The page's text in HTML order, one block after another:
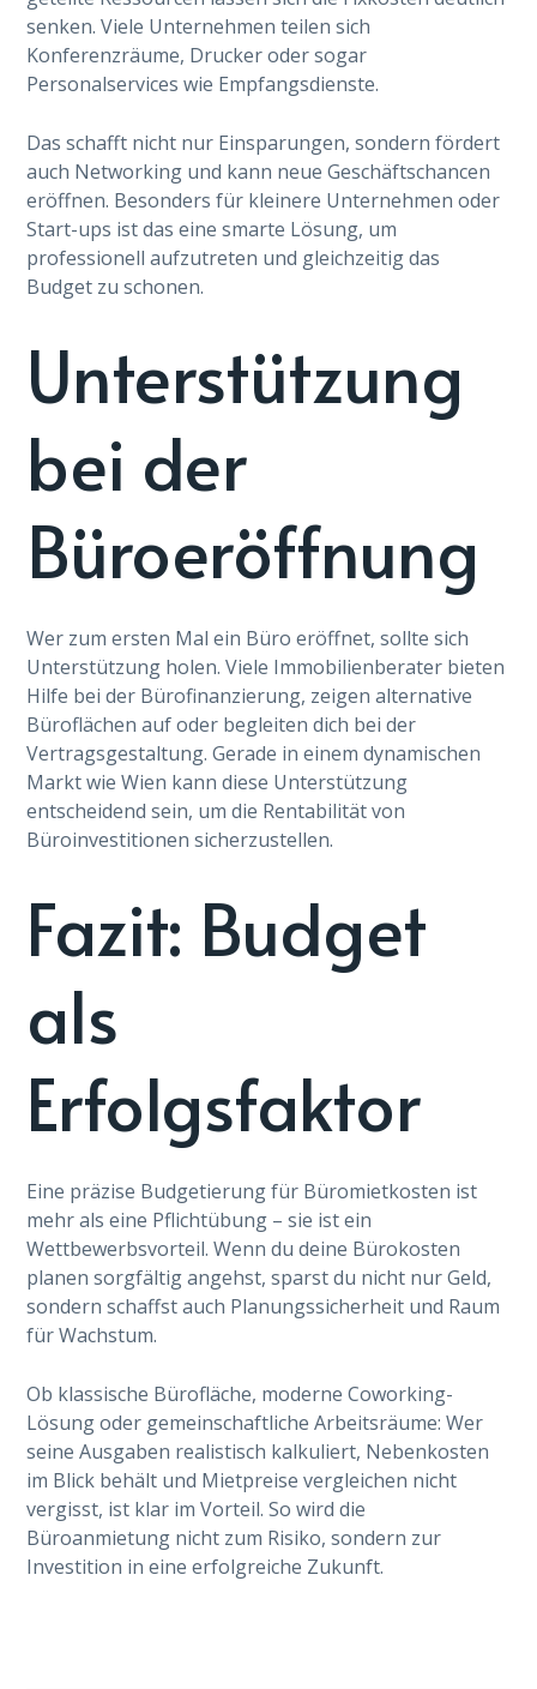
senken. Viele Unternehmen teilen sich
Konferenzräume, Drucker oder sogar
Personalservices wie Empfangsdienste.
Das schafft nicht nur Einsparungen, sondern fördert
auch Networking und kann neue Geschäftschancen
eröffnen. Besonders für kleinere Unternehmen oder
Start-ups ist das eine smarte Lösung, um
professionell aufzutreten und gleichzeitig das
Budget zu schonen.
Unterstützung
bei der
Büroeröffnung
Wer zum ersten Mal ein Büro eröffnet, sollte sich
Unterstützung holen. Viele Immobilienberater bieten
Hilfe bei der Bürofinanzierung, zeigen alternative
Büroflächen auf oder begleiten dich bei der
Vertragsgestaltung. Gerade in einem dynamischen
Markt wie Wien kann diese Unterstützung
entscheidend sein, um die Rentabilität von
Büroinvestitionen sicherzustellen.
Fazit: Budget
als
Erfolgsfaktor
Eine präzise Budgetierung für Büromietkosten ist
mehr als eine Pflichtübung – sie ist ein
Wettbewerbsvorteil. Wenn du deine Bürokosten
planen sorgfältig angehst, sparst du nicht nur Geld,
sondern schaffst auch Planungssicherheit und Raum
für Wachstum.
Ob klassische Bürofläche, moderne Coworking-
Lösung oder gemeinschaftliche Arbeitsräume: Wer
seine Ausgaben realistisch kalkuliert, Nebenkosten
im Blick behält und Mietpreise vergleichen nicht
vergisst, ist klar im Vorteil. So wird die
Büroanmietung nicht zum Risiko, sondern zur
Investition in eine erfolgreiche Zukunft.